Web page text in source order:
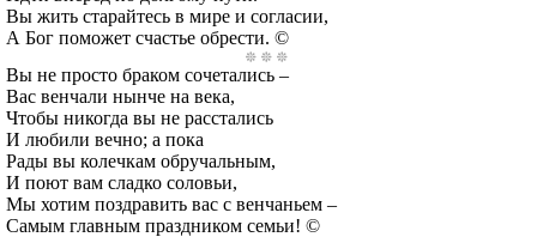
Вы жить старайтесь в мире и согласии,
А Бог поможет счастье обрести. ©
Вы не просто браком сочетались –
Вас венчали нынче на века,
Чтобы никогда вы не расстались
И любили вечно; а пока
Рады вы колечкам обручальным,
И поют вам сладко соловьи,
Мы хотим поздравить вас с венчаньем –
Самым главным праздником семьи! ©